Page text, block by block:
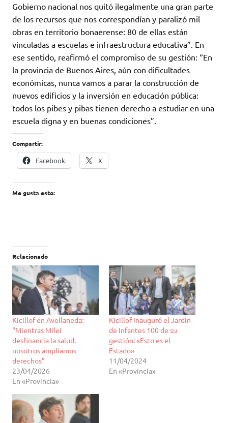
Gobierno nacional nos quitó ilegalmente una gran parte
de los recursos que nos correspondían y paralizó mil
obras en territorio bonaerense: 80 de ellas están
vinculadas a escuelas e infraestructura educativa”. En
ese sentido, reafirmó el compromiso de su gestión: “En
la provincia de Buenos Aires, aún con dificultades
económicas, nunca vamos a parar la construcción de
nuevos edificios y la inversión en educación pública:
todos los pibes y pibas tienen derecho a estudiar en una
escuela digna y en buenas condiciones”.
Compartir:
Facebook X
Me gusta esto:
Relacionado
Kicillof en Avellaneda:
“Mientras Milei
desfinancia la salud,
nosotros ampliamos
derechos”
23/04/2026
En «Provincia»
Kicillof inauguró el Jardín
de Infantes 100 de su
gestión: «Esto es el
Estado»
11/04/2024
En «Provincia»